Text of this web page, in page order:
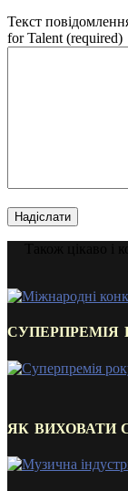
Текст
for Talent (required)
СУПЕРПРЕМІЯ
ЯК ВИХОВАТИ